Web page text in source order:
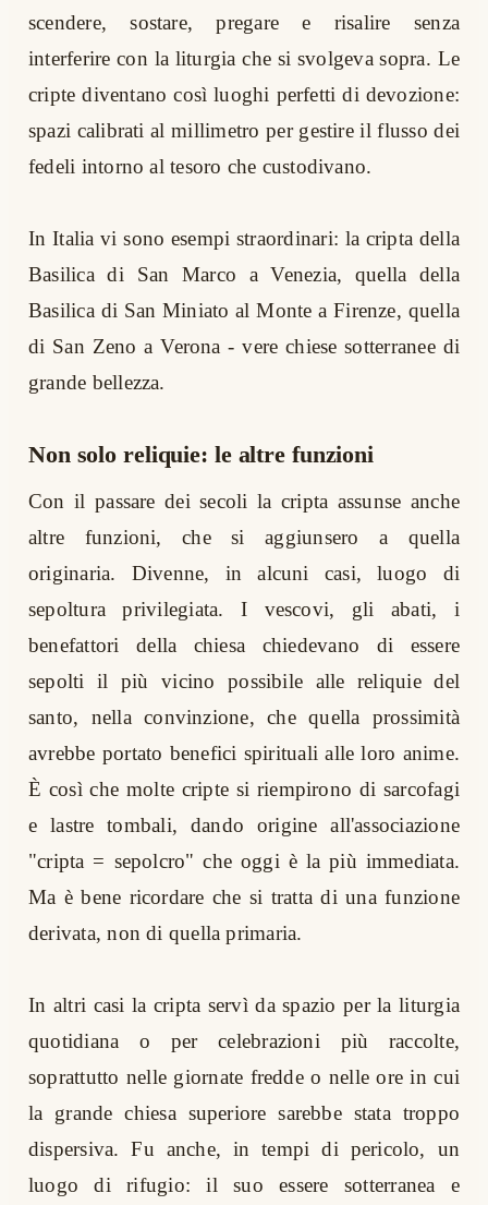
scendere, sostare, pregare e risalire senza
interferire con la liturgia che si svolgeva sopra. Le
cripte diventano così luoghi perfetti di devozione:
spazi calibrati al millimetro per gestire il flusso dei
fedeli intorno al tesoro che custodivano.
In Italia vi sono esempi straordinari: la cripta della
Basilica di San Marco a Venezia, quella della
Basilica di San Miniato al Monte a Firenze, quella
di San Zeno a Verona - vere chiese sotterranee di
grande bellezza.
Non solo reliquie: le altre funzioni
Con il passare dei secoli la cripta assunse anche
altre funzioni, che si aggiunsero a quella
originaria. Divenne, in alcuni casi, luogo di
sepoltura privilegiata. I vescovi, gli abati, i
benefattori della chiesa chiedevano di essere
sepolti il più vicino possibile alle reliquie del
santo, nella convinzione, che quella prossimità
avrebbe portato benefici spirituali alle loro anime.
È così che molte cripte si riempirono di sarcofagi
e lastre tombali, dando origine all'associazione
"cripta = sepolcro" che oggi è la più immediata.
Ma è bene ricordare che si tratta di una funzione
derivata, non di quella primaria.
In altri casi la cripta servì da spazio per la liturgia
quotidiana o per celebrazioni più raccolte,
soprattutto nelle giornate fredde o nelle ore in cui
la grande chiesa superiore sarebbe stata troppo
dispersiva. Fu anche, in tempi di pericolo, un
luogo di rifugio: il suo essere sotterranea e